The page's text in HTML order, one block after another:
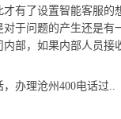
有了设置智能客服的
于问题的产生还是有
部，如果内部人员接
办理沧州400电话过..